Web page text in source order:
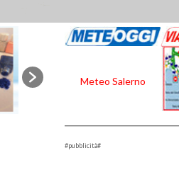
Meteo Salerno
#pubblicità#